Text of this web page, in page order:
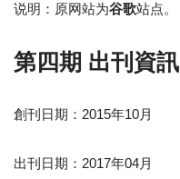
说明：原网站为谷歌站点。
第四期 出刊資訊
創刊日期：2015年10月
出刊日期：2017年04月